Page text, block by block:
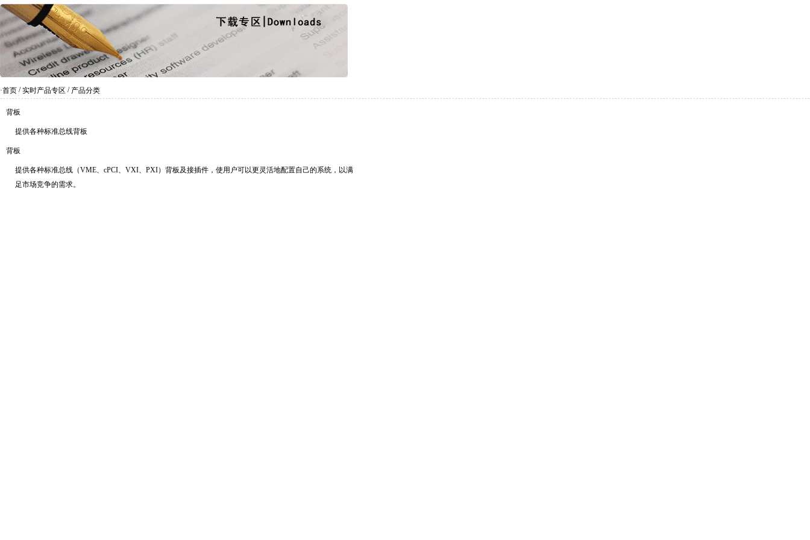
·首页 /实时产品专区 / 产品分类
背板
提供各种标准总线背板
背板
提供各种标准总线（VME、cPCI、VXI、PXI）背板及接插件，使用户可以更灵活地配置自己的系统，以满
足市场竞争的需求。